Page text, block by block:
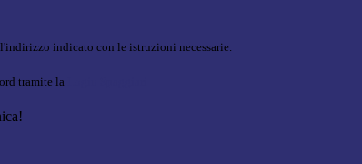
indicato con le istruzioni necessarie.
tramite la